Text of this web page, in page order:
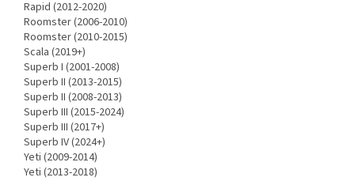
Rapid (2012-2020)
Roomster (2006-2010)
Roomster (2010-2015)
Scala (2019+)
Superb I (2001-2008)
Superb II (2013-2015)
Superb II (2008-2013)
Superb III (2015-2024)
Superb III (2017+)
Superb IV (2024+)
Yeti (2009-2014)
Yeti (2013-2018)